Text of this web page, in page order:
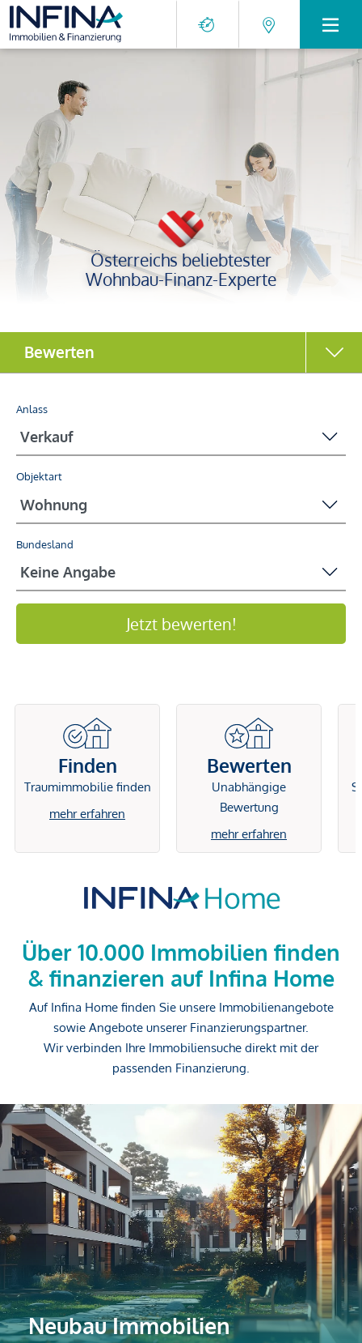
Österreichs beliebtester
Wohnbau-Finanz-Experte
Anlass
Objektart
Bundesland
Jetzt bewerten!
Bewerten
Finden
Traumimmobilie finden
mehr erfahren
Bewerten
Unabhängige
Bewertung
mehr erfahren
Über 10.000 Immobilien finden
& finanzieren auf Infina Home
Auf Infina Home finden Sie unsere Immobilienangebote
sowie Angebote unserer Finanzierungspartner.
Wir verbinden Ihre Immobiliensuche direkt mit der
passenden Finanzierung.
Neubau Immobilien